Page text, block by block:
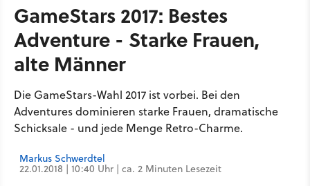
GameStars 2017: Bestes
Adventure - Starke Frauen,
alte Männer
Die GameStars-Wahl 2017 ist vorbei. Bei den
Adventures dominieren starke Frauen, dramatische
Schicksale - und jede Menge Retro-Charme.
Markus Schwerdtel
22.01.2018 | 10:40 Uhr | ca. 2 Minuten Lesezeit